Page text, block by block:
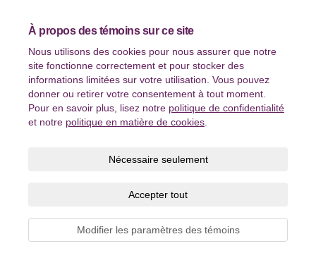
À propos des témoins sur ce site
Nous utilisons des cookies pour nous assurer que notre
site fonctionne correctement et pour stocker des
informations limitées sur votre utilisation. Vous pouvez
donner ou retirer votre consentement à tout moment.
Pour en savoir plus, lisez notre politique de confidentialité
et notre politique en matière de cookies
Nécessaire seulement
Accepter tout
Modifier les paramètres des témoins
Politique de modération
Témoins Carte du site